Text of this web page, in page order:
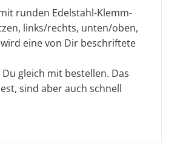
runden Edelstahl-Klemm-
links/rechts, unten/oben,
eine von Dir beschriftete
gleich mit bestellen. Das
sind aber auch schnell